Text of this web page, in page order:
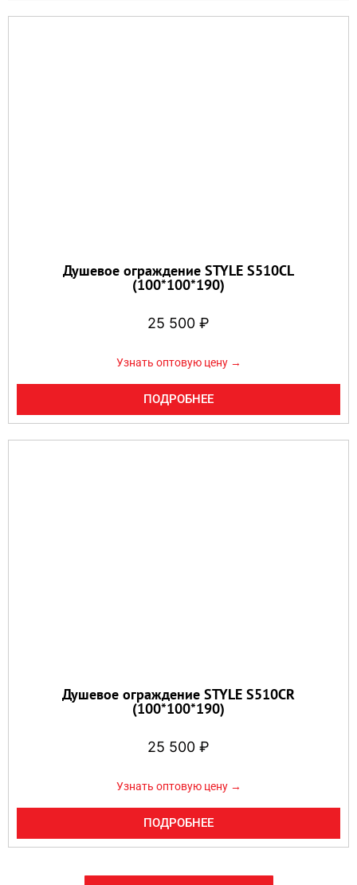
Душевое ограждение STYLE S510CL
(100*100*190)
25 500 ₽
Узнать оптовую цену →
ПОДРОБНЕЕ
Душевое ограждение STYLE S510CR
(100*100*190)
25 500 ₽
Узнать оптовую цену →
ПОДРОБНЕЕ